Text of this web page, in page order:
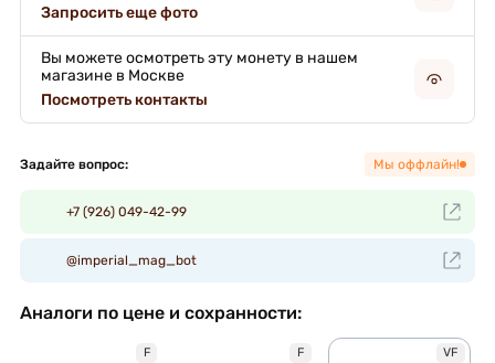
Запросить еще фото
Вы можете осмотреть эту монету в нашем
магазине в Москве
Посмотреть контакты
Задайте вопрос: Мы оффлайн!
+7 (926) 049-42-99
@imperial_mag_bot
Аналоги по цене и сохранности:
F F VF